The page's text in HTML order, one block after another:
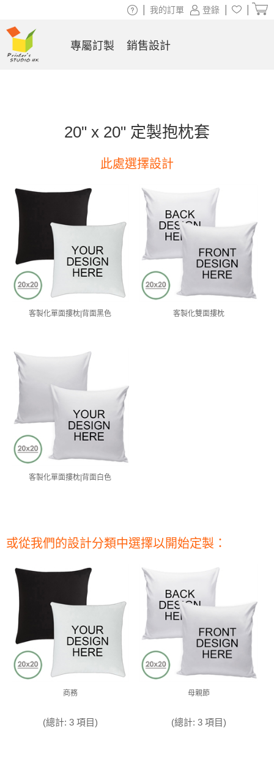
20" x 20" 定製抱枕套
此處選擇設計
客製化單面摟枕|背面黑色 客製化雙面摟枕
客製化單面摟枕|背面白色
或從我們的設計分類中選擇以開始定製：
商務
(總計: 3 項目)
母親節
(總計: 3 項目)
登錄
我的訂單
專屬訂製 銷售設計